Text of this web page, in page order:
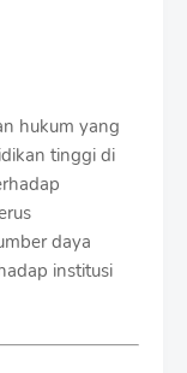
hukum yang
tinggi di
daya
institusi